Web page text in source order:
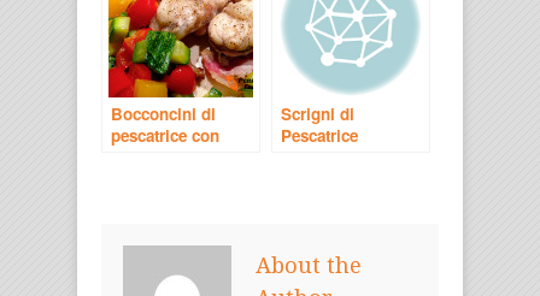
Bocconcini di
pescatrice con
Scrigni di
Pescatrice
About the